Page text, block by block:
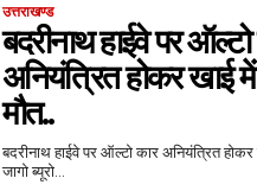
उत्तराखण्ड
बदरीनाथ हाईवे पर
अनियंत्रित होकर खाई में
मौत..
बदरीनाथ हाईवे पर ऑल्टो कार अनियंत्रित होकर
जागो ब्यूरो...